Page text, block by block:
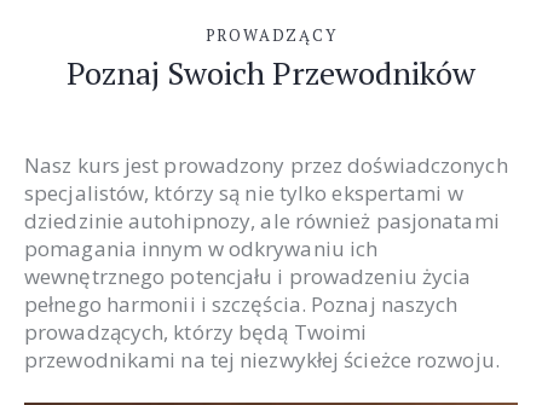
PROWADZĄCY
Poznaj Swoich Przewodników
Nasz kurs jest prowadzony przez doświadczonych
specjalistów, którzy są nie tylko ekspertami w
dziedzinie autohipnozy, ale również pasjonatami
pomagania innym w odkrywaniu ich
wewnętrznego potencjału i prowadzeniu życia
pełnego harmonii i szczęścia. Poznaj naszych
prowadzących, którzy będą Twoimi
przewodnikami na tej niezwykłej ścieżce rozwoju.